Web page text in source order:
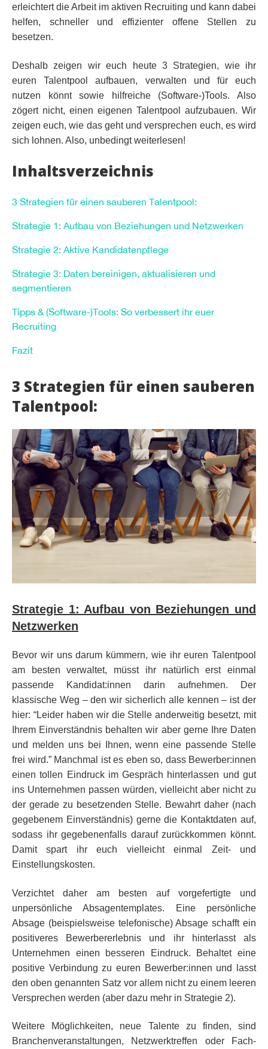
erleichtert die Arbeit im aktiven Recruiting und kann dabei
helfen, schneller und effizienter offene Stellen zu
besetzen.
Deshalb zeigen wir euch heute 3 Strategien, wie ihr
euren Talentpool aufbauen, verwalten und für euch
nutzen könnt sowie hilfreiche (Software-)Tools. Also
zögert nicht, einen eigenen Talentpool aufzubauen. Wir
zeigen euch, wie das geht und versprechen euch, es wird
sich lohnen. Also, unbedingt weiterlesen!
Inhaltsverzeichnis
3 Strategien für einen sauberen Talentpool:
Strategie 1: Aufbau von Beziehungen und Netzwerken
Strategie 2: Aktive Kandidatenpflege
Strategie 3: Daten bereinigen, aktualisieren und
segmentieren
Tipps & (Software-)Tools: So verbessert ihr euer
Recruiting
Fazit
3 Strategien für einen sauberen
Talentpool:
Strategie 1: Aufbau von Beziehungen und
Netzwerken
Bevor wir uns darum kümmern, wie ihr euren Talentpool
am besten verwaltet, müsst ihr natürlich erst einmal
passende Kandidat:innen darin aufnehmen. Der
klassische Weg – den wir sicherlich alle kennen – ist der
hier: “Leider haben wir die Stelle anderweitig besetzt, mit
Ihrem Einverständnis behalten wir aber gerne Ihre Daten
und melden uns bei Ihnen, wenn eine passende Stelle
frei wird.” Manchmal ist es eben so, dass Bewerber:innen
einen tollen Eindruck im Gespräch hinterlassen und gut
ins Unternehmen passen würden, vielleicht aber nicht zu
der gerade zu besetzenden Stelle. Bewahrt daher (nach
gegebenem Einverständnis) gerne die Kontaktdaten auf,
sodass ihr gegebenenfalls darauf zurückkommen könnt.
Damit spart ihr euch vielleicht einmal Zeit- und
Einstellungskosten.
Verzichtet daher am besten auf vorgefertigte und
unpersönliche Absagentemplates. Eine persönliche
Absage (beispielsweise telefonische) Absage schafft ein
positiveres Bewerbererlebnis und ihr hinterlasst als
Unternehmen einen besseren Eindruck. Behaltet eine
positive Verbindung zu euren Bewerber:innen und lasst
den oben genannten Satz vor allem nicht zu einem leeren
Versprechen werden (aber dazu mehr in Strategie 2).
Weitere Möglichkeiten, neue Talente zu finden, sind
Branchenveranstaltungen, Netzwerktreffen oder Fach-